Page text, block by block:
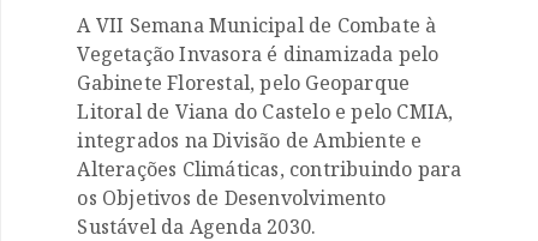
A VII Semana Municipal de Combate à
Vegetação Invasora é dinamizada pelo
Gabinete Florestal, pelo Geoparque
Litoral de Viana do Castelo e pelo CMIA,
integrados na Divisão de Ambiente e
Alterações Climáticas, contribuindo para
os Objetivos de Desenvolvimento
Sustável da Agenda 2030.